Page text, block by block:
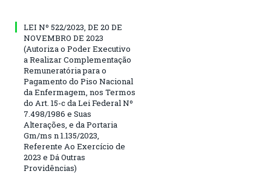
LEI Nº 522/2023, DE 20 DE
NOVEMBRO DE 2023
(Autoriza o Poder Executivo
a Realizar Complementação
Remuneratória para o
Pagamento do Piso Nacional
da Enfermagem, nos Termos
do Art. 15-c da Lei Federal Nº
7.498/1986 e Suas
Alterações, e da Portaria
Gm/ms n 1.135/2023,
Referente Ao Exercício de
2023 e Dá Outras
Providências)